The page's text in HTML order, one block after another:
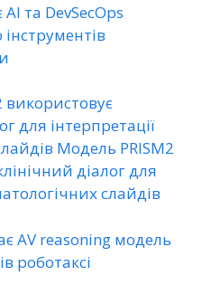
та DevSecOps
використовує
для інтерпретації
Модель PRISM2
діалог для
слайдів
AV reasoning модель
роботаксі